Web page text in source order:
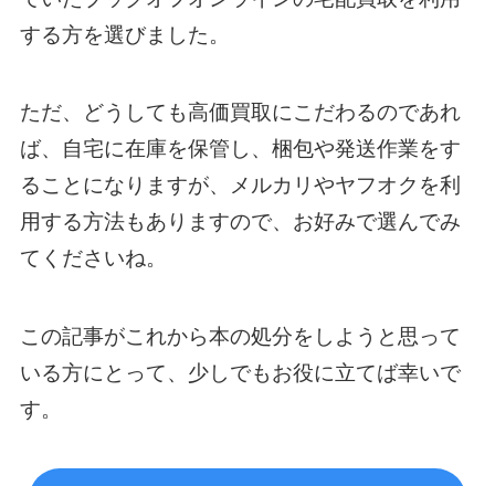
する方を選びました。
ただ、どうしても高価買取にこだわるのであれ
ば、自宅に在庫を保管し、梱包や発送作業をす
ることになりますが、メルカリやヤフオクを利
用する方法もありますので、お好みで選んでみ
てくださいね。
この記事がこれから本の処分をしようと思って
いる方にとって、少しでもお役に立てば幸いで
す。